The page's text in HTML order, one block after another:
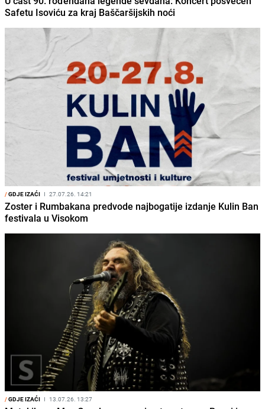
Safetu Isoviću za kraj Baščaršijskih noći
/GDJE IZAĆI I 27.07.26. 14:21
Zoster i Rumbakana predvode najbogatije izdanje Kulin Ban
festivala u Visokom
/GDJE IZAĆI I 13.07.26. 13:27